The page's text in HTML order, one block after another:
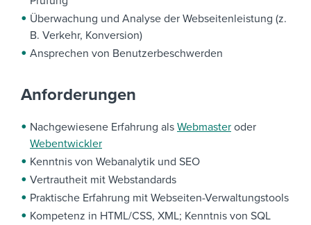
Überwachung und Analyse der Webseitenleistung (z.
B. Verkehr, Konversion)
Ansprechen von Benutzerbeschwerden
Anforderungen
Nachgewiesene Erfahrung als Webmaster oder
Webentwickler
Kenntnis von Webanalytik und SEO
Vertrautheit mit Webstandards
Praktische Erfahrung mit Webseiten-Verwaltungstools
Kompetenz in HTML/CSS, XML; Kenntnis von SQL